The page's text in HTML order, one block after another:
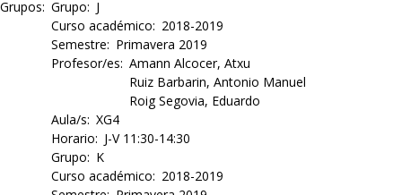
Grupos Grupo
J
Curso académico
2018-2019
Semestre
Primavera 2019
Profesor/es Amann Alcocer, Atxu
Ruiz Barbarin, Antonio Manuel
Roig Segovia, Eduardo
Aula/s XG4
Horario
J-V 11:30-14:30
Grupo
K
Curso académico
2018-2019